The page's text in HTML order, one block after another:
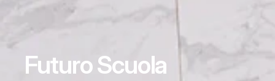
Futuro Scuola